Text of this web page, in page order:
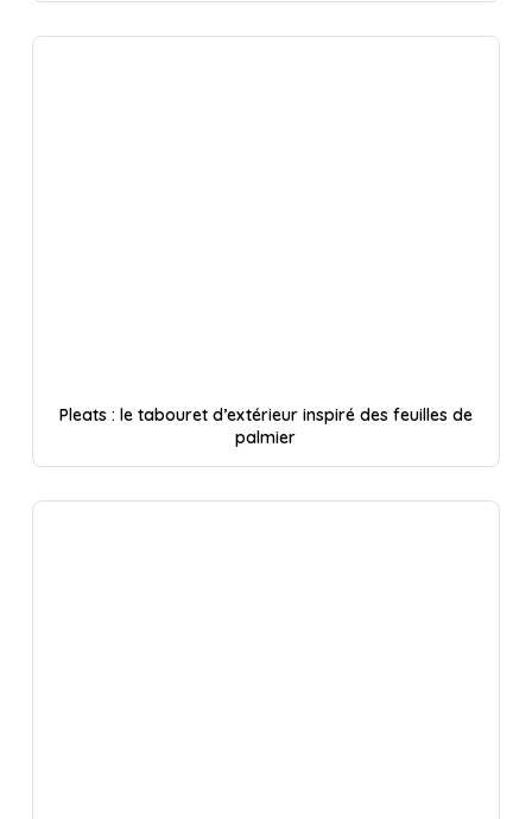
Pleats : le tabouret d’extérieur inspiré des feuilles de
palmier